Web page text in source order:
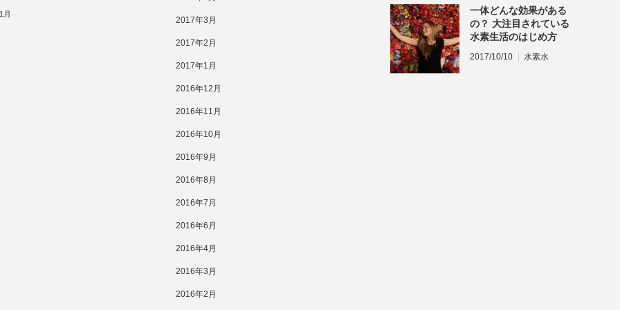
月
2017年3月
2017年2月
2017年1月
2016年12月
2016年11月
2016年10月
2016年9月
2016年8月
2016年7月
2016年6月
2016年4月
2016年3月
2016年2月
一体どんな効果がある
の？ 大注目されている
水素生活のはじめ方
2017/10/10 水素水